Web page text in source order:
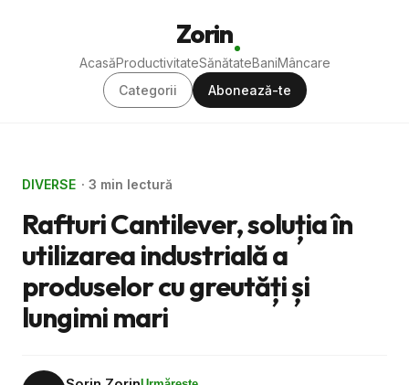
Zorin
AcasăProductivitateSănătateBaniMâncare
Categorii
Abonează-te
DIVERSE · 3 min lectură
Rafturi Cantilever, soluția în
utilizarea industrială a
produselor cu greutăți și
lungimi mari